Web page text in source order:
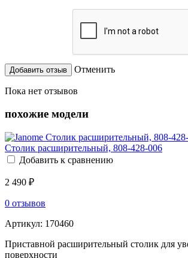
Отменить
Пока нет отзывов
похожие модели
Столик расширительный, 808-428-006
Добавить к сравнению
2 490 ₽
0 отзывов
Артикул: 170460
Приставной расширительный столик для
поверхности